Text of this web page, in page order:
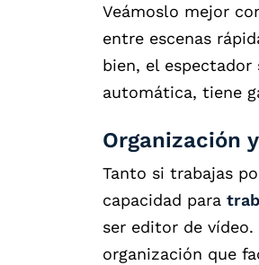
Veámoslo mejor
entre escenas
bien, el
automática, tiene
Organización
Tanto si trabajas
capacidad para
ser editor de
organización que